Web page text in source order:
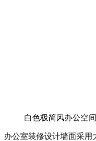
白色极简风办公空
办公室装修设计墙面采